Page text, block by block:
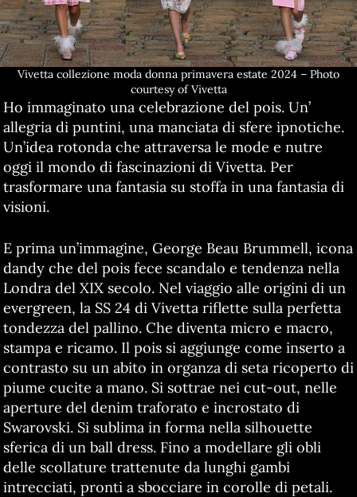
Vivetta collezione moda donna primavera estate 2024 – Photo
courtesy of Vivetta
Ho immaginato una celebrazione del pois. Un’
allegria di puntini, una manciata di sfere ipnotiche.
Un’idea rotonda che attraversa le mode e nutre
oggi il mondo di fascinazioni di Vivetta. Per
trasformare una fantasia su stoffa in una fantasia di
visioni.
E prima un’immagine, George Beau Brummell, icona
dandy che del pois fece scandalo e tendenza nella
Londra del XIX secolo. Nel viaggio alle origini di un
evergreen, la SS 24 di Vivetta riflette sulla perfetta
tondezza del pallino. Che diventa micro e macro,
stampa e ricamo. Il pois si aggiunge come inserto a
contrasto su un abito in organza di seta ricoperto di
piume cucite a mano. Si sottrae nei cut-out, nelle
aperture del denim traforato e incrostato di
Swarovski. Si sublima in forma nella silhouette
sferica di un ball dress. Fino a modellare gli obli
delle scollature trattenute da lunghi gambi
intrecciati, pronti a sbocciare in corolle di petali.